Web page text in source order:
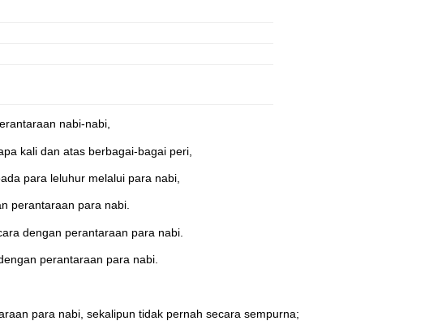
nabi-nabi,
kali dan atas berbagai-bagai peri,
para leluhur melalui para nabi,
perantaraan para nabi.
dengan perantaraan para nabi.
perantaraan para nabi.
para nabi, sekalipun tidak pernah secara sempurna;